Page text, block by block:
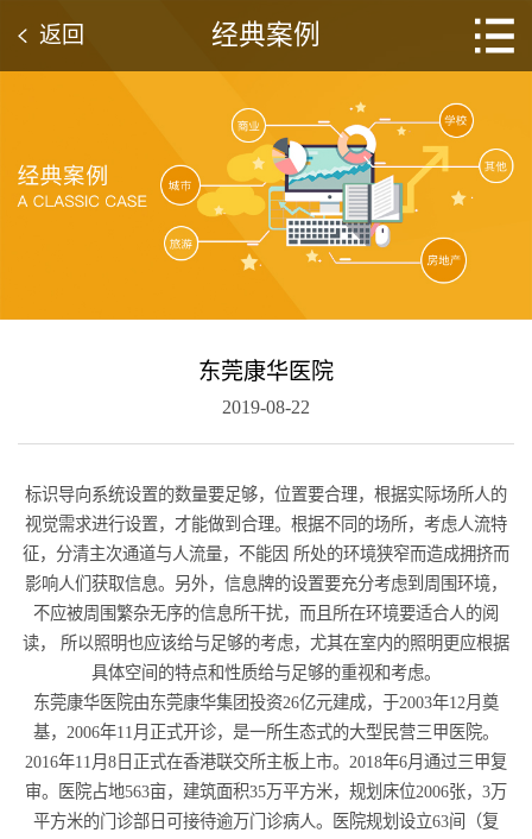
经典案例
返回
东莞康华医院
2019-08-22
标识导向系统设置的数量要足够，位置要合理，根据实际场所人的
视觉需求进行设置，才能做到合理。根据不同的场所，考虑人流特
征，分清主次通道与人流量，不能因 所处的环境狭窄而造成拥挤而
影响人们获取信息。另外，信息牌的设置要充分考虑到周围环境，
不应被周围繁杂无序的信息所干扰，而且所在环境要适合人的阅
读， 所以照明也应该给与足够的考虑，尤其在室内的照明更应根据
具体空间的特点和性质给与足够的重视和考虑。
东莞康华医院由东莞康华集团投资26亿元建成，于2003年12月奠
基，2006年11月正式开诊，是一所生态式的大型民营三甲医院。
2016年11月8日正式在香港联交所主板上市。2018年6月通过三甲复
审。医院占地563亩，建筑面积35万平方米，规划床位2006张，3万
平方米的门诊部日可接待逾万门诊病人。医院规划设立63间（复